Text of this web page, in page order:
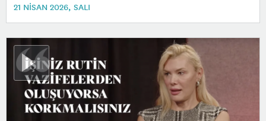
21 NISAN 2026, SALI